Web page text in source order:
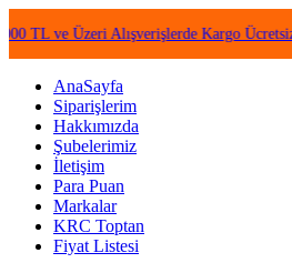
Üzeri Alışverişlerde Kargo Ücretsiz! •
AnaSayfa
Siparişlerim
Hakkımızda
Şubelerimiz
İletişim
Para Puan
Markalar
KRC Toptan
Fiyat Listesi